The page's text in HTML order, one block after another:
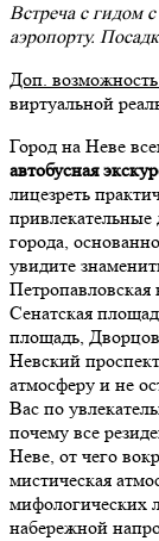
Встреча с гидом
аэропорту.
Доп.
виртуальной
Город на Неве
автобусная
лицезреть
привлекательные
города,
увидите
Петропавловская
Сенатская
площадь,
Невский
атмосферу и не
Вас по
почему все
Неве, от чего
мистическая
мифологических
набережной